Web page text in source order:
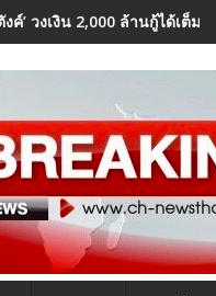
ค์’ วงเงิน 2,000 ล้านกู้ได้เต็ม